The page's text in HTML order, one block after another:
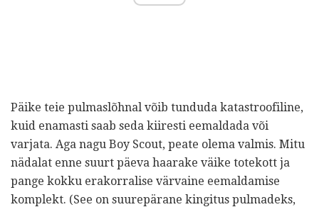
Päike teie pulmaslõhnal võib tunduda katastroofiline,
kuid enamasti saab seda kiiresti eemaldada või
varjata. Aga nagu Boy Scout, peate olema valmis. Mitu
nädalat enne suurt päeva haarake väike totekott ja
pange kokku erakorralise värvaine eemaldamise
komplekt. (See on suurepärane kingitus pulmadeks,